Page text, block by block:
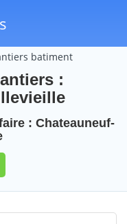
batiment
:
: Chateauneuf-